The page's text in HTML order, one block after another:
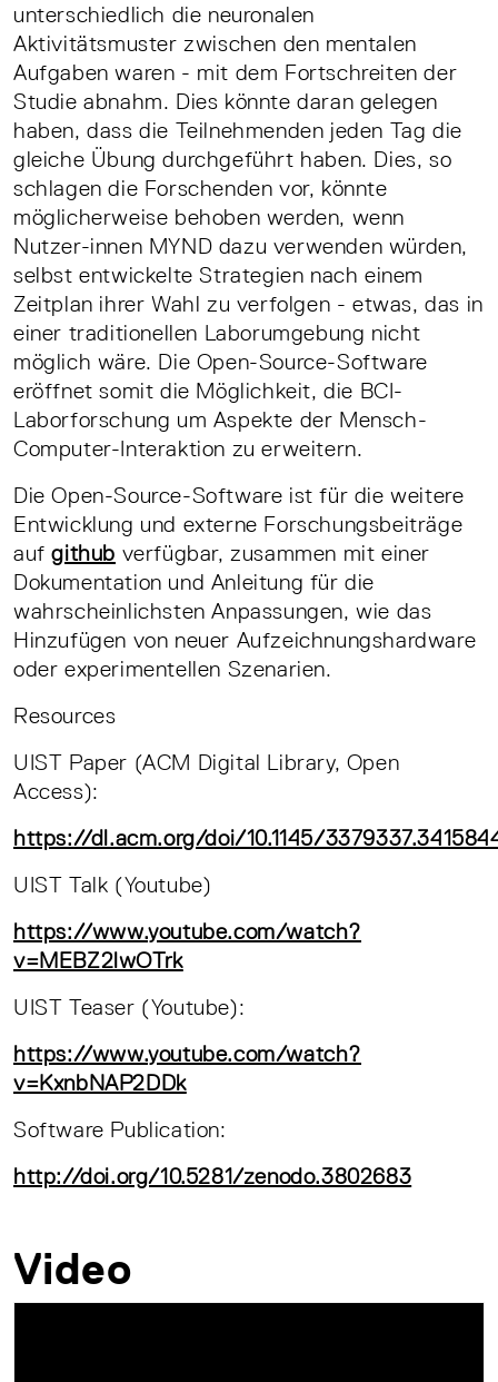
unterschiedlich die neuronalen
Aktivitätsmuster zwischen den mentalen
Aufgaben waren - mit dem Fortschreiten der
Studie abnahm. Dies könnte daran gelegen
haben, dass die Teilnehmenden jeden Tag die
gleiche Übung durchgeführt haben. Dies, so
schlagen die Forschenden vor, könnte
möglicherweise behoben werden, wenn
Nutzer-innen MYND dazu verwenden würden,
selbst entwickelte Strategien nach einem
Zeitplan ihrer Wahl zu verfolgen - etwas, das in
einer traditionellen Laborumgebung nicht
möglich wäre. Die Open-Source-Software
eröffnet somit die Möglichkeit, die BCI-
Laborforschung um Aspekte der Mensch-
Computer-Interaktion zu erweitern.
Die Open-Source-Software ist für die weitere
Entwicklung und externe Forschungsbeiträge
aufgithub verfügbar, zusammen mit einer
Dokumentation und Anleitung für die
wahrscheinlichsten Anpassungen, wie das
Hinzufügen von neuer Aufzeichnungshardware
oder experimentellen Szenarien.
Resources
UIST Paper (ACM Digital Library, Open
Access):
https://dl.acm.org/doi/10.1145/
UIST Talk (Youtube)
https://www.youtube.com/watch?
v=MEBZ2lwOTrk
UIST Teaser (Youtube):
https://www.youtube.com/watch?
v=KxnbNAP2DDk
Software Publication:
http://doi.org/10.5281/zenodo.3802683
Video